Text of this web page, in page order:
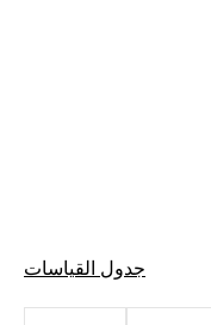
جدول القياسات